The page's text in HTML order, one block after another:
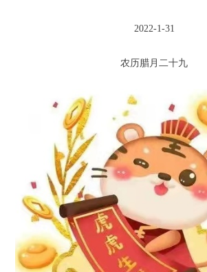
2022-1-31
农历腊月二十九